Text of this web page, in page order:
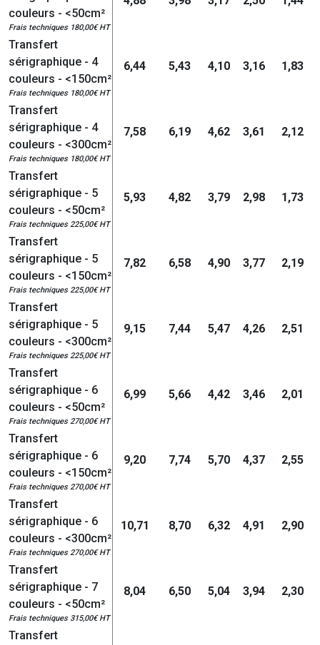
couleurs - <50cm²
Frais techniques 180,00€ HT
Transfert
sérigraphique - 4
couleurs - <150cm²
Frais techniques 180,00€ HT
6,44 5,43 4,10 3,16 1,83
Transfert
sérigraphique - 4
couleurs - <300cm²
Frais techniques 180,00€ HT
7,58 6,19 4,62 3,61 2,12
Transfert
sérigraphique - 5
couleurs - <50cm²
Frais techniques 225,00€ HT
5,93 4,82 3,79 2,98 1,73
Transfert
sérigraphique - 5
couleurs - <150cm²
Frais techniques 225,00€ HT
7,82 6,58 4,90 3,77 2,19
Transfert
sérigraphique - 5
couleurs - <300cm²
Frais techniques 225,00€ HT
9,15 7,44 5,47 4,26 2,51
Transfert
sérigraphique - 6
couleurs - <50cm²
Frais techniques 270,00€ HT
6,99 5,66 4,42 3,46 2,01
Transfert
sérigraphique - 6
couleurs - <150cm²
Frais techniques 270,00€ HT
9,20 7,74 5,70 4,37 2,55
Transfert
sérigraphique - 6
couleurs - <300cm²
Frais techniques 270,00€ HT
10,71 8,70 6,32 4,91 2,90
Transfert
sérigraphique - 7
couleurs - <50cm²
Frais techniques 315,00€ HT
8,04 6,50 5,04 3,94 2,30
Transfert